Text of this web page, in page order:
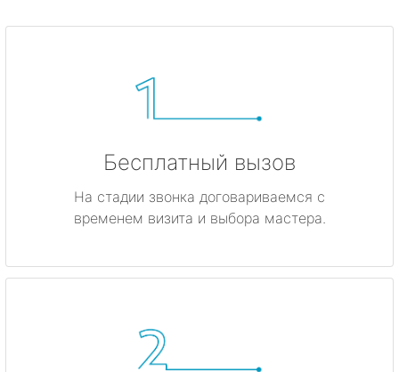
Бесплатный вызов
На стадии звонка договариваемся с
временем визита и выбора мастера.